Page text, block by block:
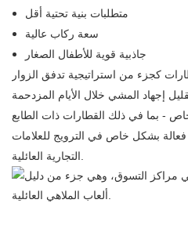
متطلبات بنية تحتية أقل
سعة ركاب عالية
جاذبية قوية للأطفال الصغار
كجزء من استراتيجية تدفق الزوار
- بما في ذلك القطارات ذات الطابع
- فعالة بشكل خاص في الترويج للعلامات
التجارية العائلية.